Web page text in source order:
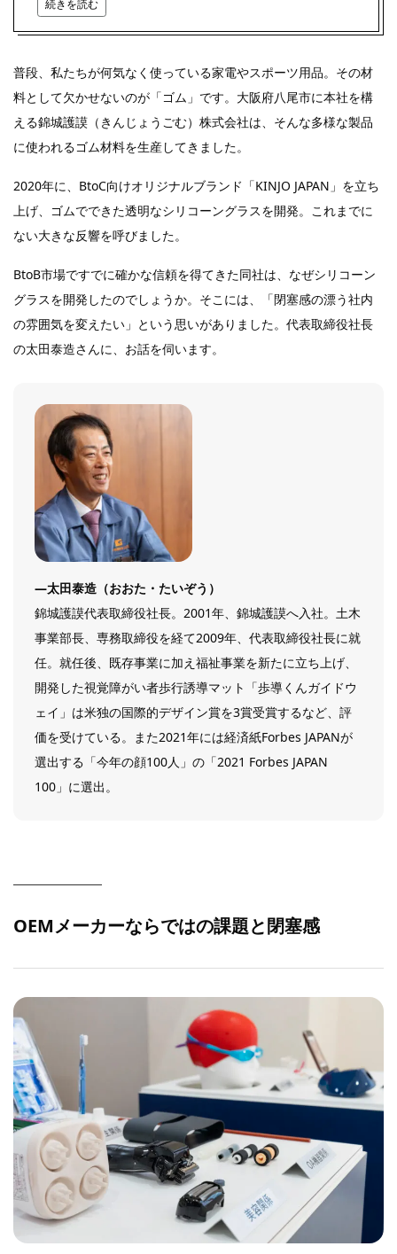
続きを読む
普段、私たちが何気なく使っている家電やスポーツ用品。その材
料として欠かせないのが「ゴム」です。大阪府八尾市に本社を構
える錦城護謨（きんじょうごむ）株式会社は、そんな多様な製品
に使われるゴム材料を生産してきました。
2020年に、BtoC向けオリジナルブランド「KINJO JAPAN」を立ち
上げ、ゴムでできた透明なシリコーングラスを開発。これまでに
ない大きな反響を呼びました。
BtoB市場ですでに確かな信頼を得てきた同社は、なぜシリコーン
グラスを開発したのでしょうか。そこには、「閉塞感の漂う社内
の雰囲気を変えたい」という思いがありました。代表取締役社長
の太田泰造さんに、お話を伺います。
―太田泰造（おおた・たいぞう）
錦城護謨代表取締役社長。2001年、錦城護謨へ入社。土木
事業部長、専務取締役を経て2009年、代表取締役社長に就
任。就任後、既存事業に加え福祉事業を新たに立ち上げ、
開発した視覚障がい者歩行誘導マット「歩導くんガイドウ
ェイ」は米独の国際的デザイン賞を3賞受賞するなど、評
価を受けている。また2021年には経済紙Forbes JAPANが
選出する「今年の顔100人」の「2021 Forbes JAPAN
100」に選出。
OEMメーカーならではの課題と閉塞感